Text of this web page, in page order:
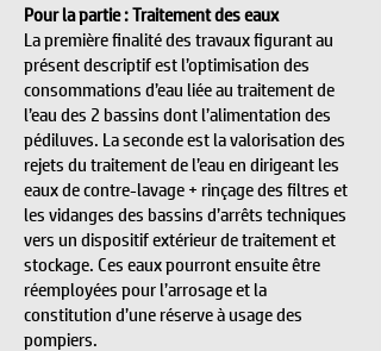
Pour la partie : Traitement des eaux
La première finalité des travaux figurant au
présent descriptif est l’optimisation des
consommations d’eau liée au traitement de
l’eau des 2 bassins dont l’alimentation des
pédiluves. La seconde est la valorisation des
rejets du traitement de l’eau en dirigeant les
eaux de contre-lavage + rinçage des filtres et
les vidanges des bassins d’arrêts techniques
vers un dispositif extérieur de traitement et
stockage. Ces eaux pourront ensuite être
réemployées pour l’arrosage et la
constitution d’une réserve à usage des
pompiers.